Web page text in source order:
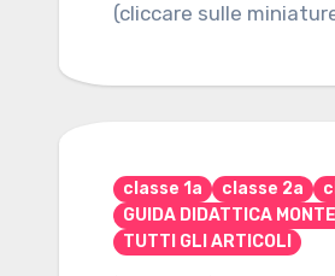
(cliccare sulle
classe 1a classe 2a
GUIDA DIDATTICA
TUTTI GLI ARTICOLI